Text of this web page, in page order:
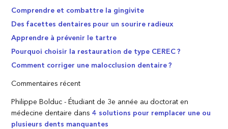
Comprendre et combattre la gingivite
Des facettes dentaires pour un sourire radieux
Apprendre à prévenir le tartre
Pourquoi choisir la restauration de type CEREC ?
Comment corriger une malocclusion dentaire ?
Commentaires récent
Philippe Bolduc - Étudiant de 3e année au doctorat en
médecine dentaire dans4 solutions pour remplacer une ou
plusieurs dents manquantes